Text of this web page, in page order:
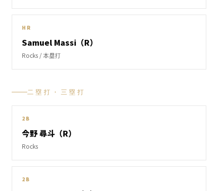
HR
Samuel Massi（R）
Rocks / 本塁打
二塁打・三塁打
2B
今野 尋斗（R）
Rocks
2B